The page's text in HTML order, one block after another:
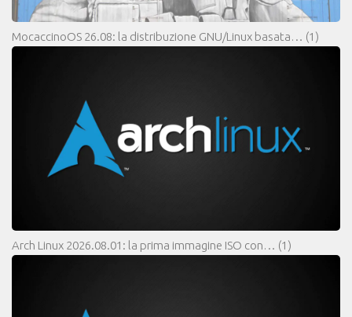
MocaccinoOS 26.08: la distribuzione GNU/Linux basata… (1)
Arch Linux 2026.08.01: la prima immagine ISO con… (1)